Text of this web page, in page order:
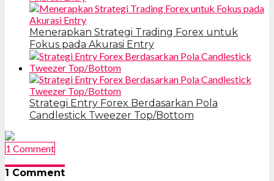
Menerapkan Strategi Trading Forex untuk
Fokus pada Akurasi Entry
Strategi Entry Forex Berdasarkan Pola
Candlestick Tweezer Top/Bottom
1 Comment
1 Comment